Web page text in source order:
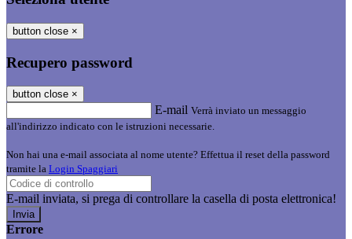
button close ×
Recupero password
button close ×
E-mail Verrà inviato un messaggio
all'indirizzo indicato con le istruzioni necessarie.
Non hai una e-mail associata al nome utente? Effettua il reset della password
tramite la Login Spaggiari
E-mail inviata, si prega di controllare la casella di posta elettronica!
Errore